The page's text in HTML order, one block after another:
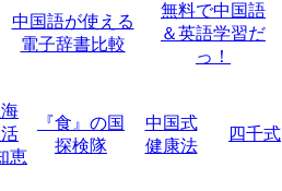
中国語が使える
電子辞書比較
無料で中国語
＆英語学習だ
っ！
海
恵
『食』の国
探検隊
中国式
健康法
四千式